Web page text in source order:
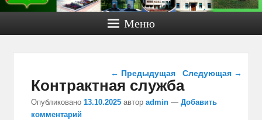
района.
сайт.
Меню
Навигация по записям
← Предыдущая Следующая →
Контрактная служба
Опубликовано13.10.2025 авторadmin —Добавить
комментарий